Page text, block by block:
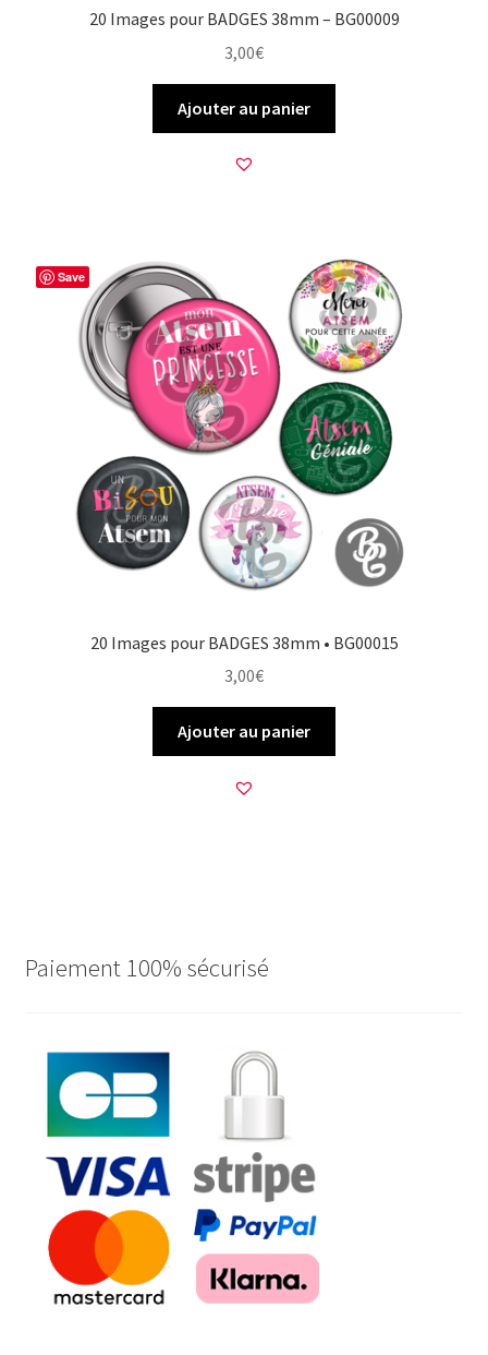
20 Images pour BADGES 38mm – BG00009
3,00€
Ajouter au panier
Save
20 Images pour BADGES 38mm • BG00015
3,00€
Ajouter au panier
Paiement 100% sécurisé